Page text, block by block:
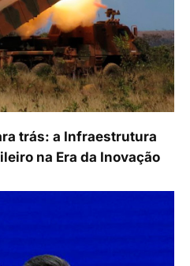
trás: a Infraestrutura
na Era da Inovação